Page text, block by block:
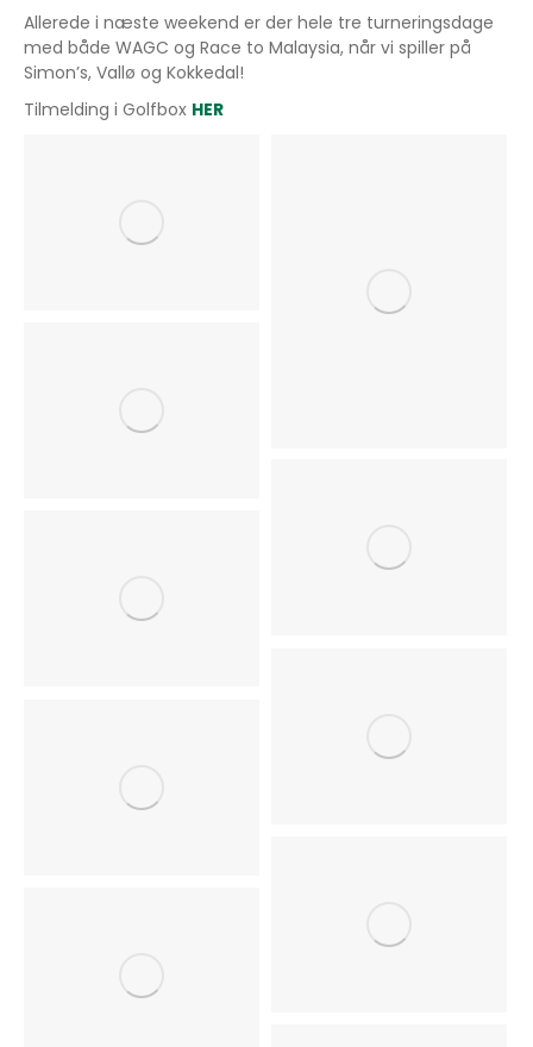
Allerede i næste weekend er der hele tre turneringsdage
med både WAGC og Race to Malaysia, når vi spiller på
Simon’s, Vallø og Kokkedal!
Tilmelding i Golfbox HER